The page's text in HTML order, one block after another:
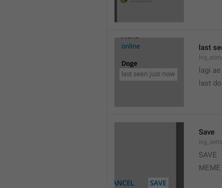
last
lagi
last
Save
SAVE
MEME